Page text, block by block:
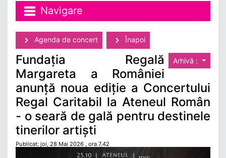
Navigare
Agenda de concert Înapoi
Arhivă :
Fundația Regală
Margareta a României
anunță noua ediție a Concertului
Regal Caritabil la Ateneul Român
- o seară de gală pentru destinele
tinerilor artiști
Publicat: joi, 28 Mai 2026 , ora 7.42